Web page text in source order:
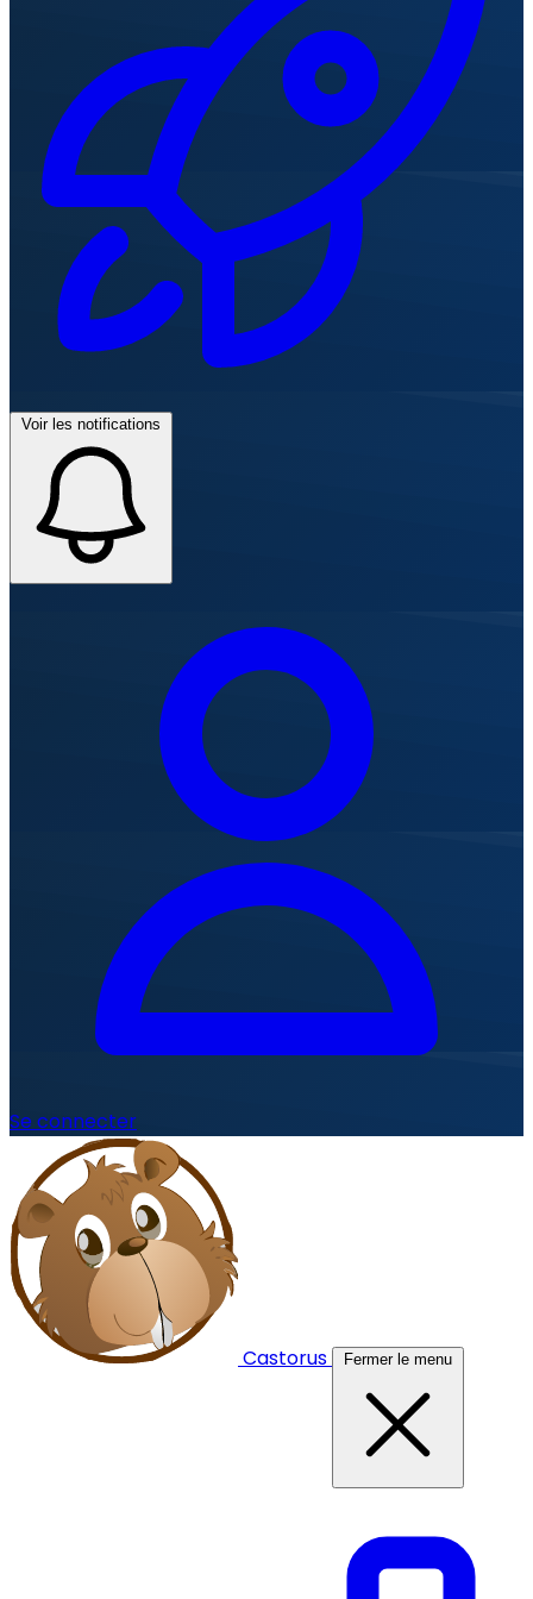
Voir les notifications
Se connecter
Castorus Fermer le menu